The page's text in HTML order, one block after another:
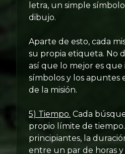
letra, un simple
dibujo.
Aparte de esto, cada
su propia etiqueta. No
así que lo mejor es
símbolos y los apuntes
de la misión.
5) Tiempo. Cada
propio límite de tiempo.
principiantes, la
entre un par de horas